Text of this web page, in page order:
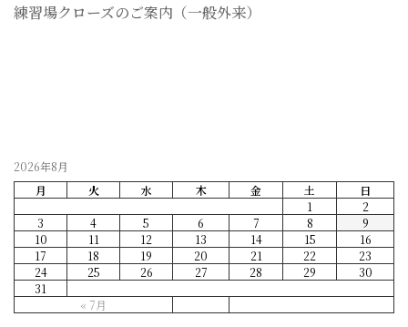
練習場クローズのご案内（一般外来）
2026年8月
月
火 水 木 金 土 日
« 7月
1
2
3
4 5 6 7 8
9
10
11 12 13 14 15
16
17
18 19 20 21 22
23
24
25 26 27 28 29
30
31